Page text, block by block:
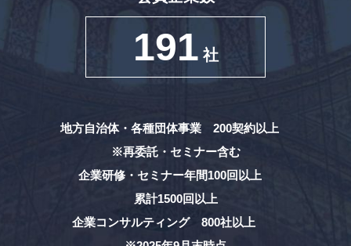
191 社
地方自治体・各種団体事業 200契約以上
※再委託・セミナー含む
企業研修・セミナー年間100回以上
累計1500回以上
企業コンサルティング 800社以上